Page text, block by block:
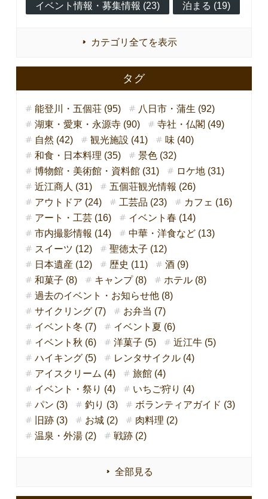
イベント情報・募集情報 (23)
泊まる (19)
カテゴリ全てを表示
タグ
能登川・五個荘 (95)
八日市・蒲生 (92)
湖東・愛東・永源寺 (90)
寺社・仏閣 (49)
自然 (42)
観光施設 (41)
味 (40)
和食・日本料理 (35)
景色 (32)
博物館・美術館・資料館 (31)
ロケ地 (31)
近江商人 (31)
五個荘観光情報 (26)
アウトドア (24)
工芸品 (23)
カフェ (16)
アート・工芸 (16)
イベント春 (14)
市内撮影情報 (14)
中華・洋食など (13)
スイーツ (12)
聖徳太子 (12)
日本遺産 (12)
歴史 (11)
酒 (9)
和菓子 (8)
キャンプ (8)
ホテル (8)
過去のイベント・お知らせ他 (8)
サイクリング (7)
お弁当 (7)
イベント冬 (7)
イベント夏 (6)
イベント秋 (6)
洋菓子 (5)
近江牛 (5)
ハイキング (5)
レンタサイクル (4)
アイスクリーム (4)
旅館 (4)
イベント・祭り (4)
いちご狩り (4)
パン (3)
釣り (3)
ボランティアガイド (3)
旧跡 (3)
お城 (2)
肉料理 (2)
温泉・外湯 (2)
戦跡 (2)
全部見る